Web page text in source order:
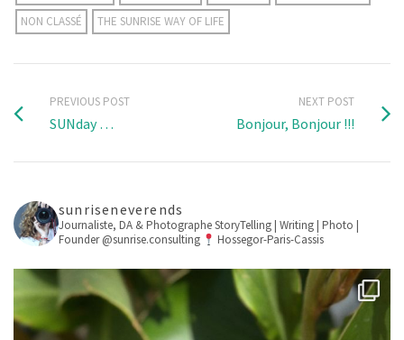
NON CLASSÉ
THE SUNRISE WAY OF LIFE
PREVIOUS POST
SUNday …
NEXT POST
Bonjour, Bonjour !!!
sunriseneverends
Journaliste, DA & PhotographeStoryTelling | Writing | Photo |
Founder @sunrise.consulting
Hossegor-Paris-Cassis